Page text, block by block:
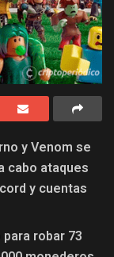
y Venom se
cabo ataques
y cuentas
robar 73